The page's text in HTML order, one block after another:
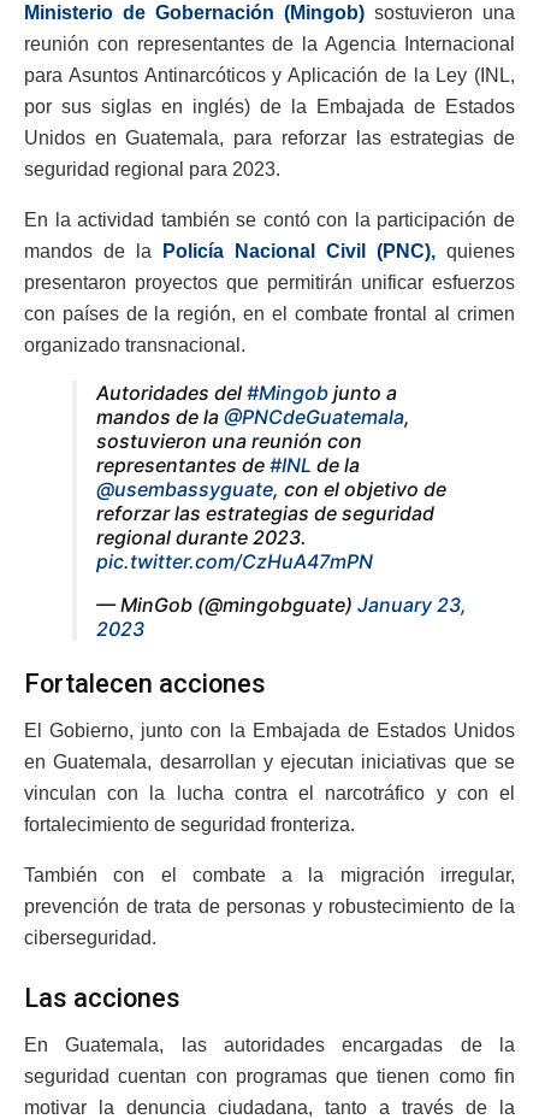
Ministerio de Gobernación (Mingob) sostuvieron una
reunión con representantes de la Agencia Internacional
para Asuntos Antinarcóticos y Aplicación de la Ley (INL,
por sus siglas en inglés) de la Embajada de Estados
Unidos en Guatemala, para reforzar las estrategias de
seguridad regional para 2023.
En la actividad también se contó con la participación de
mandos de la
Policía Nacional Civil (PNC), quienes
presentaron proyectos que permitirán unificar esfuerzos
con países de la región, en el combate frontal al crimen
organizado transnacional.
Autoridades del #Mingob junto a
mandos de la @PNCdeGuatemala,
sostuvieron una reunión con
representantes de #INL de la
@usembassyguate, con el objetivo de
reforzar las estrategias de seguridad
regional durante 2023.
pic.twitter.com/CzHuA47mPN
— MinGob (@mingobguate) January 23,
2023
Fortalecen acciones
El Gobierno, junto con la Embajada de Estados Unidos
en Guatemala, desarrollan y ejecutan iniciativas que se
vinculan con la lucha contra el narcotráfico y con el
fortalecimiento de seguridad fronteriza.
También con el combate a la migración irregular,
prevención de trata de personas y robustecimiento de la
ciberseguridad.
Las acciones
En Guatemala, las autoridades encargadas de la
seguridad cuentan con programas que tienen como fin
motivar la denuncia ciudadana, tanto a través de la